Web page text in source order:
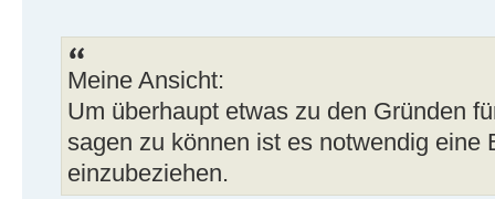
Meine Ansicht:
Um überhaupt etwas zu den Gründen
sagen zu können ist es notwendig eine
einzubeziehen.